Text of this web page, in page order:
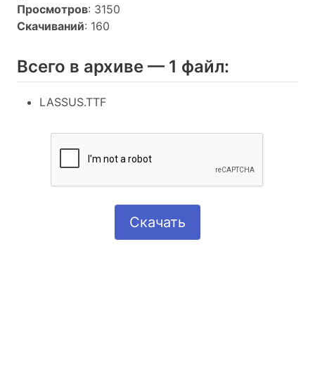
Просмотров: 3150
Скачиваний: 160
Всего в архиве — 1 файл:
LASSUS.TTF
Скачать